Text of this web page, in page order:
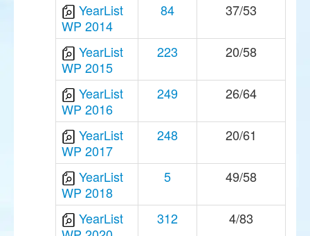
YearList
WP 2014
84 37/53
YearList
WP 2015
223 20/58
YearList
WP 2016
249 26/64
YearList
WP 2017
248 20/61
YearList
WP 2018
5 49/58
YearList
312 4/83